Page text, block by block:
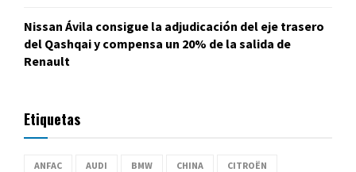
Nissan Ávila consigue la adjudicación del eje trasero
del Qashqai y compensa un 20% de la salida de
Renault
Etiquetas
ANFAC AUDI BMW CHINA CITROËN